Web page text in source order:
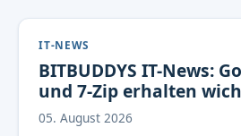
IT-NEWS
BITBUDDYS IT-News:
und 7-Zip erhalten
05. August 2026